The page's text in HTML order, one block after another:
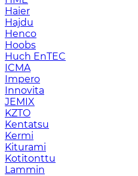
Haier
Hajdu
Henco
Hoobs
Huch EnTEC
ICMA
Impero
Innovita
JEMIX
KZTO
Kentatsu
Kermi
Kiturami
Kotitonttu
Lammin